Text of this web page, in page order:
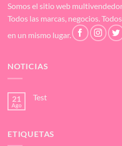
Somos el sitio web
Todos las marcas, negocios.
en un mismo lugar.
NOTICIAS
21
Ago
Test
Test
ETIQUETAS